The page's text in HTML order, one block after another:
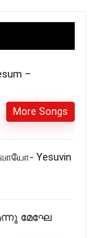
–
More Songs
Yesuvin
എന്നു മേഘേ